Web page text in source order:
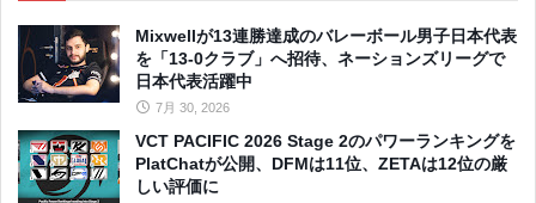
Mixwellが13連勝達成のバレーボール男子日本代表
を「13-0クラブ」へ招待、ネーションズリーグで
日本代表活躍中
7月 30, 2026
VCT PACIFIC 2026 Stage 2のパワーランキングを
PlatChatが公開、DFMは11位、ZETAは12位の厳
しい評価に